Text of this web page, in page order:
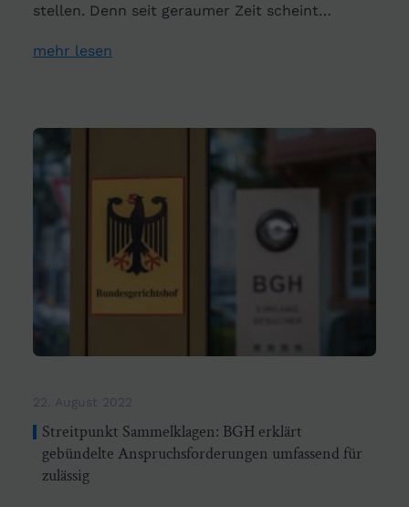
stellen. Denn seit geraumer Zeit scheint…
mehr lesen
22. August 2022
Streitpunkt Sammelklagen: BGH erklärt
gebündelte Anspruchsforderungen umfassend für
zulässig